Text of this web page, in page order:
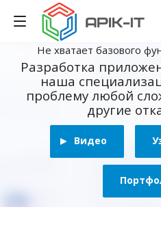
Не хватает базового
Разработка
наша
проблему любой
другие
Видео